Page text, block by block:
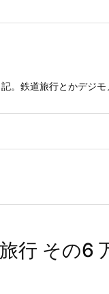
。鉄道旅行とかデジ
行 その6